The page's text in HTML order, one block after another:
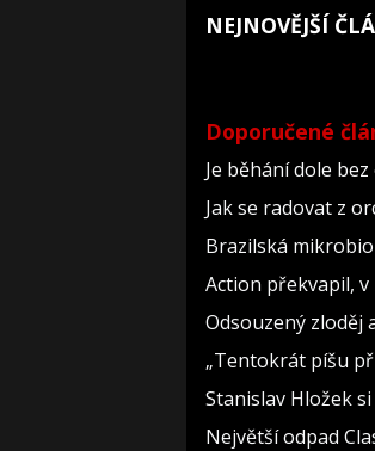
NEJNOVĚJŠÍ
Doporučené
Je běhání dole
Jak se radovat z
Brazilská
Action překvapil,
Odsouzený zloděj
„Tentokrát píšu
Stanislav Hložek
Největší odpad